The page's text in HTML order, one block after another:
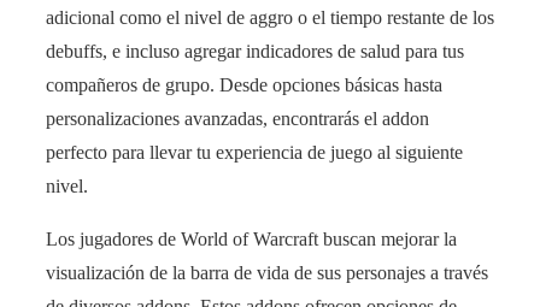
adicional como el nivel de aggro o el tiempo restante de los
debuffs, e incluso agregar indicadores de salud para tus
compañeros de grupo. Desde opciones básicas hasta
personalizaciones avanzadas, encontrarás el addon
perfecto para llevar tu experiencia de juego al siguiente
nivel.
Los jugadores de World of Warcraft buscan mejorar la
visualización de la barra de vida de sus personajes a través